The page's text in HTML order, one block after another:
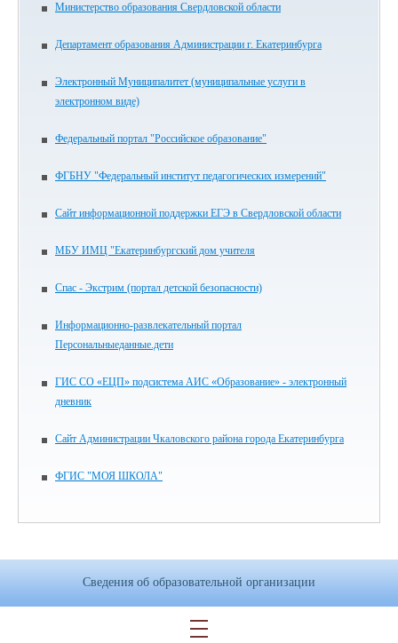
Министерство образования Свердловской области
Департамент образования Администрации г. Екатеринбурга
Электронный Муниципалитет (муниципальные услуги в
электронном виде)
Федеральный портал "Российское образование"
ФГБНУ "Федеральный институт педагогических измерений"
Сайт информационной поддержки ЕГЭ в Свердловской области
МБУ ИМЦ "Екатеринбургский дом учителя
Спас - Экстрим (портал детской безопасности)
Информационно-развлекательный портал
Персональныеданные.дети
ГИС СО «ЕЦП» подсистема АИС «Образование» - электронный
дневник
Сайт Администрации Чкаловского района города Екатеринбурга
ФГИС "МОЯ ШКОЛА"
Сведения об образовательной организации